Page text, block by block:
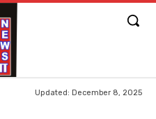
Updated: December 8, 2025